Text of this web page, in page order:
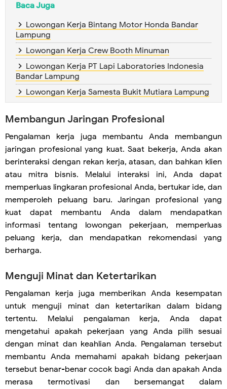
Baca Juga
Lowongan Kerja Bintang Motor Honda Bandar
Lampung
Lowongan Kerja Crew Booth Minuman
Lowongan Kerja PT Lapi Laboratories Indonesia
Bandar Lampung
Lowongan Kerja Samesta Bukit Mutiara Lampung
Membangun Jaringan Profesional
Pengalaman kerja juga membantu Anda membangun
jaringan profesional yang kuat. Saat bekerja, Anda akan
berinteraksi dengan rekan kerja, atasan, dan bahkan klien
atau mitra bisnis. Melalui interaksi ini, Anda dapat
memperluas lingkaran profesional Anda, bertukar ide, dan
memperoleh peluang baru. Jaringan profesional yang
kuat dapat membantu Anda dalam mendapatkan
informasi tentang lowongan pekerjaan, memperluas
peluang kerja, dan mendapatkan rekomendasi yang
berharga.
Menguji Minat dan Ketertarikan
Pengalaman kerja juga memberikan Anda kesempatan
untuk menguji minat dan ketertarikan dalam bidang
tertentu. Melalui pengalaman kerja, Anda dapat
mengetahui apakah pekerjaan yang Anda pilih sesuai
dengan minat dan keahlian Anda. Pengalaman tersebut
membantu Anda memahami apakah bidang pekerjaan
tersebut benar-benar cocok bagi Anda dan apakah Anda
merasa termotivasi dan bersemangat dalam